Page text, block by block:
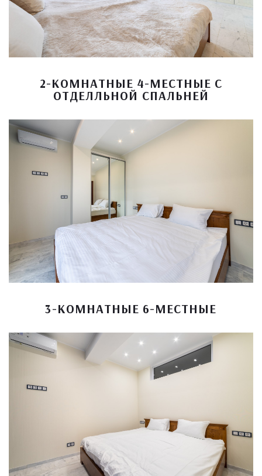
2-КОМНАТНЫЕ 4-МЕСТНЫЕ С
ОТДЕЛЛЬНОЙ СПАЛЬНЕЙ
3-КОМНАТНЫЕ 6-МЕСТНЫЕ